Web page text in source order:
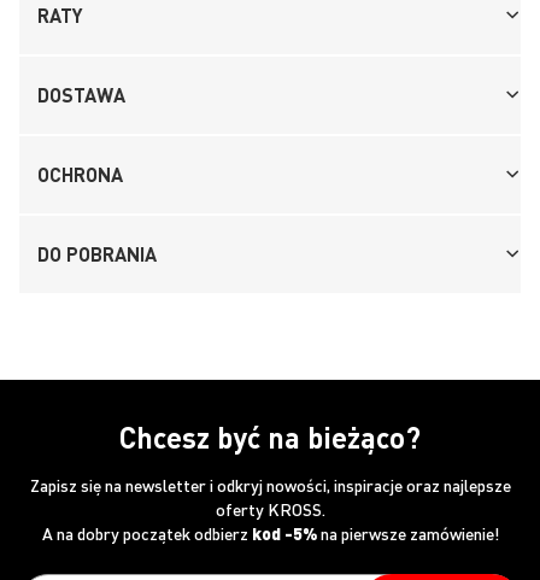
RATY
DOSTAWA
OCHRONA
DO POBRANIA
Chcesz być na bieżąco?
Zapisz się na newsletter i odkryj nowości, inspiracje oraz najlepsze
oferty KROSS.
A na dobry początek odbierz kod -5%na pierwsze zamówienie!